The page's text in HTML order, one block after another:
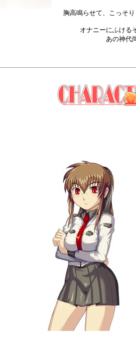
胸高鳴らせて、こっそ
オナニーにふける
あの神代